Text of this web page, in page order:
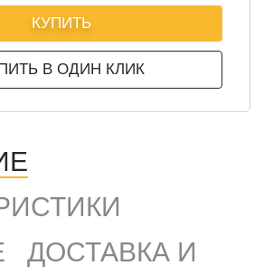
КУПИТЬ
В ОДИН КЛИК
ДОСТАВКА И